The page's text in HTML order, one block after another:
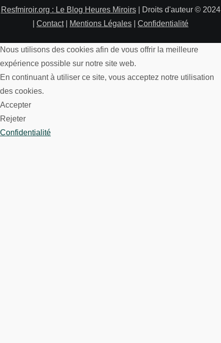
Resfmiroir.org : Le Blog Heures Miroirs| Droits d'auteur © 2024
Contact| Mentions Légales Confidentialité
Nous utilisons des cookies afin de vous offrir la meilleure
expérience possible sur notre site web.
En continuant à utiliser ce site, vous acceptez notre utilisation
des cookies.
Accepter
Rejeter
Confidentialité